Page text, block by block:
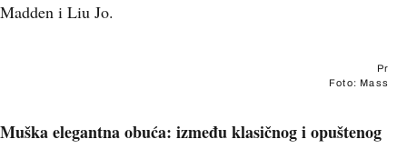
Madden i Liu Jo.
Pr
Foto: Mass
Muška elegantna obuća: između klasičnog i opuštenog